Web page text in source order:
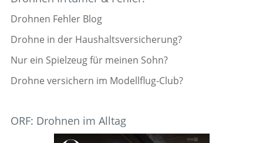
Drohnen Fehler Blog
Drohne in der Haushaltsversicherung?
Nur ein Spielzeug für meinen Sohn?
Drohne versichern im Modellflug-Club?
ORF: Drohnen im Alltag